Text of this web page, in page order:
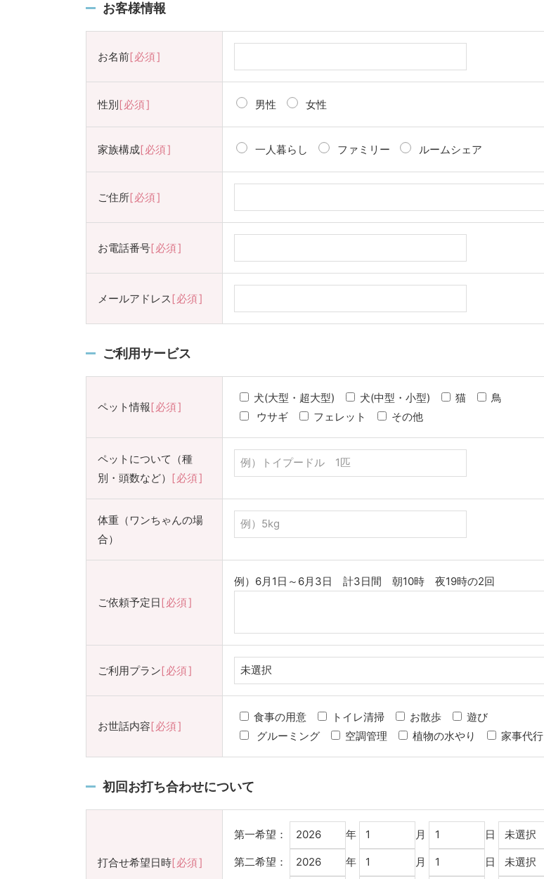
お客様情報
お名前 必須
性別 必須 男性 女性
家族構成 必須 一人暮らし ファミリー ルームシェア
ご住所 必須
お電話番号 必須
メールアドレス 必須
ご利用サービス
ペット情報 必須
犬(大型・超大型) 犬(中型・小型) 猫
鳥
ウサギ
フェレット その他
ペットについて（種
別・頭数など）
必須
体重（ワンちゃんの場
合）
ご依頼予定日 必須
例）6月1日～6月3日 計3日間 朝10時 夜19時の2回
ご利用プラン 必須
お世話内容 必須
食事の用意 トイレ清掃 お散歩
遊び
グルーミング
空調管理 植物の水やり 家事代行
初回お打ち合わせについて
打合せ希望日時 必須
第一希望： 年 月 日
第二希望： 年 月 日